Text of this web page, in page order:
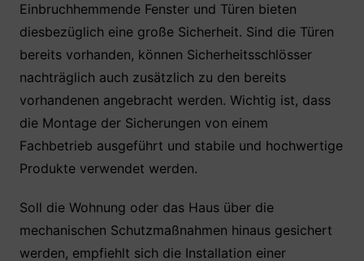
Einbruchhemmende Fenster und Türen bieten
diesbezüglich eine große Sicherheit. Sind die Türen
bereits vorhanden, können Sicherheitsschlösser
nachträglich auch zusätzlich zu den bereits
vorhandenen angebracht werden. Wichtig ist, dass
die Montage der Sicherungen von einem
Fachbetrieb ausgeführt und stabile und hochwertige
Produkte verwendet werden.
Soll die Wohnung oder das Haus über die
mechanischen Schutzmaßnahmen hinaus gesichert
werden, empfiehlt sich die Installation einer